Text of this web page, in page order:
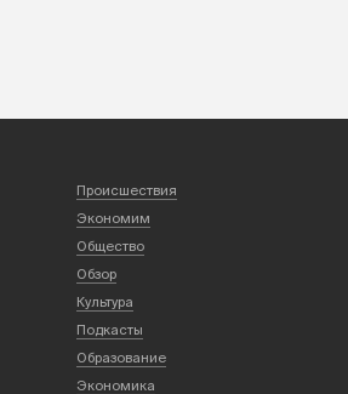
Происшествия
Экономим
Общество
Обзор
Культура
Подкасты
Образование
Экономика